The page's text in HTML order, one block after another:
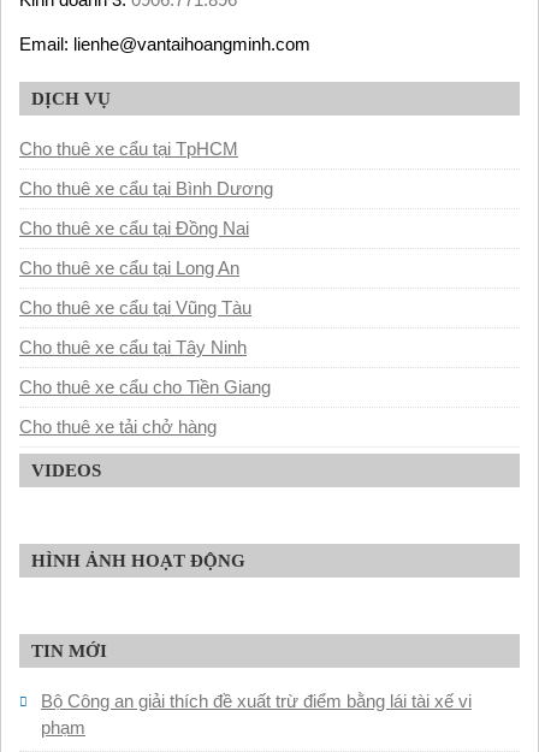
Email: lienhe@vantaihoangminh.com
DỊCH VỤ
Cho thuê xe cẩu tại TpHCM
Cho thuê xe cẩu tại Bình Dương
Cho thuê xe cẩu tại Đồng Nai
Cho thuê xe cẩu tại Long An
Cho thuê xe cẩu tại Vũng Tàu
Cho thuê xe cẩu tại Tây Ninh
Cho thuê xe cẩu cho Tiền Giang
Cho thuê xe tải chở hàng
VIDEOS
HÌNH ẢNH HOẠT ĐỘNG
TIN MỚI
Bộ Công an giải thích đề xuất trừ điểm bằng lái tài xế vi
phạm